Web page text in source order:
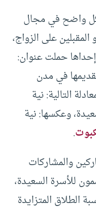
واضح في مجال
على الزواج،
حملت عنوان:
في مدن
التالية: نية
وعكسها: نية
.
والمشاركات
للأسرة السعيدة،
الطلاق المتزايدة